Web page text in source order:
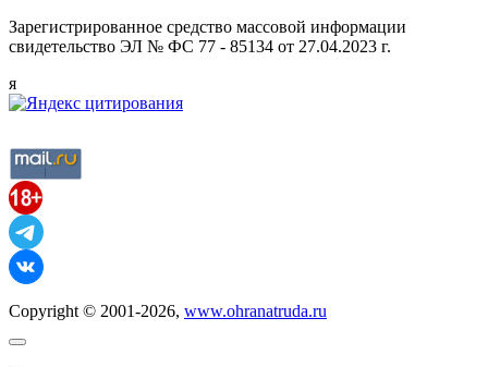
Зарегистрированное средство массовой информации
свидетельство ЭЛ № ФС 77 - 85134 от 27.04.2023 г.
я
Copyright © 2001-2026, www.ohranatruda.ru